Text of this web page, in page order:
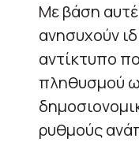
Με βάση
ανησυχούν
αντίκτυπο
πληθυσμού
ρυθμούς